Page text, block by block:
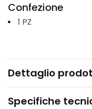
Confezione
1 PZ
Dettaglio
Specifiche